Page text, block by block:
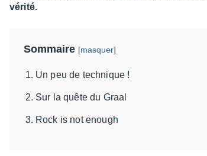
vérité.
Sommaire [masquer]
Un peu de technique !
Sur la quête du Graal
Rock is not enough